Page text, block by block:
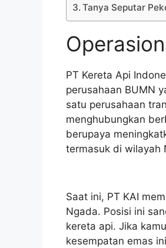
Tanya Seputar
PT Kereta Api
perusahaan BUMN
satu perusahaan
menghubungkan
berupaya
termasuk di wilayah
Saat ini, PT KAI
Ngada. Posisi ini
kereta api. Jika
kesempatan emas